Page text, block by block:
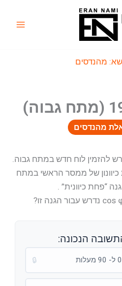
מהנדסים
שאלה מס’ 191 (מתח גבוה)
מהנדסים
להזמין לוח חדש במתח גבוה.
של ממסר הראשי במתח
“פחת כיוונית” .
הנכונה:
🔒